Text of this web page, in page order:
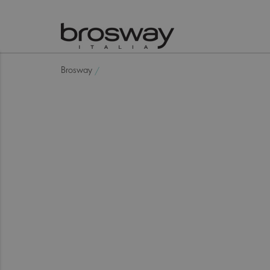
Brosway